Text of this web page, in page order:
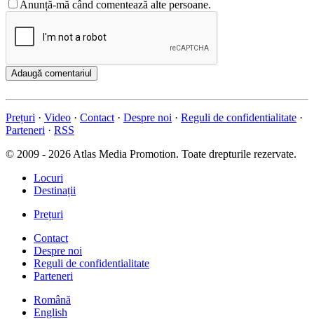
Anunță-mă când comentează alte persoane.
Adaugă comentariul
Prețuri · Video · Contact · Despre noi · Reguli de confidentialitate ·
Parteneri · RSS
© 2009 - 2026 Atlas Media Promotion. Toate drepturile rezervate.
Locuri
Destinații
Prețuri
Contact
Despre noi
Reguli de confidentialitate
Parteneri
Română
English